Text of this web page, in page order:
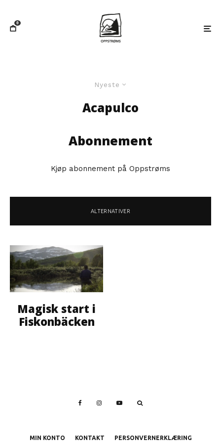
0
Nyeste
Acapulco
Abonnement
Kjøp abonnement på Oppstrøms
ALTERNATIVER
Magisk start i
Fiskonbäcken
MIN KONTO KONTAKT PERSONVERNERKLÆRING